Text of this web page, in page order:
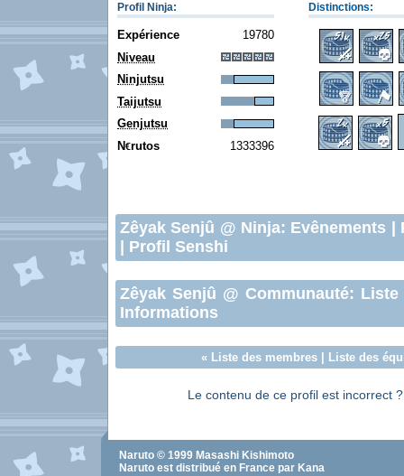
Profil Ninja: Distinctions:
Expérience
19780
Niveau
Ninjutsu
Taijutsu
Genjutsu
N€rutos 1333396
Zêyak Senjû @ Ninja: Evênements
Profil Senshi
Zêyak Senjû @ Communauté: Liste
Informations
« Liste des membres| Liste des
Le contenu de ce profil est incorrect
Naruto © 1999 Masashi Kishimoto
Naruto est distribué en France par Kana